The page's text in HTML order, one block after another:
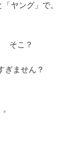
ヤング」で。
そこ？
ぎません？